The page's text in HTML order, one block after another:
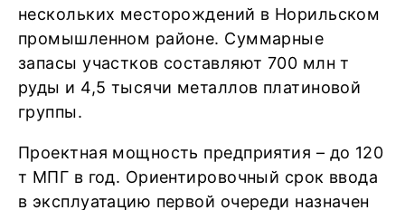
нескольких месторождений в Норильском
промышленном районе. Суммарные
запасы участков составляют 700 млн т
руды и 4,5 тысячи металлов платиновой
группы.
Проектная мощность предприятия – до 120
т МПГ в год. Ориентировочный срок ввода
в эксплуатацию первой очереди назначен